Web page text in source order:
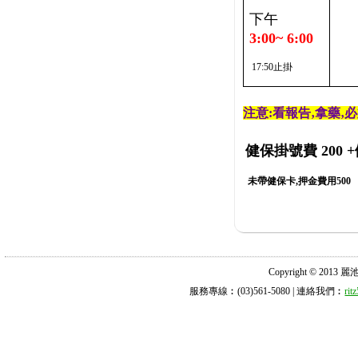
下午
3:00~ 6:00
17:50止掛
注意:看報告‚拿藥‚
健保掛號費 200 +
未帶健保卡,押金費用500
Copyright © 2013 麗
服務專線︰(03)561-5080 | 連絡我們︰